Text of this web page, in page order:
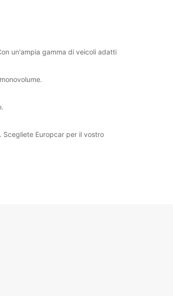
un'ampia gamma di veicoli adatti
Europcar per il vostro